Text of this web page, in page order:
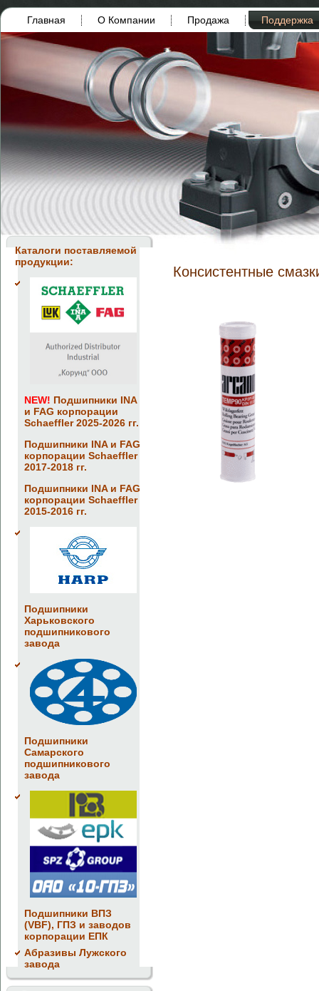
Главная О Компании Продажа Поддержка
Каталоги поставляемой
продукции:
NEW! Подшипники INA
и FAG корпорации
Schaeffler 2025-2026 гг.
Подшипники INA и FAG
корпорации Schaeffler
2017-2018 гг.
Подшипники INA и FAG
корпорации Schaeffler
2015-2016 гг.
Подшипники
Харьковского
подшипникового
завода
Подшипники
Самарского
подшипникового
завода
Подшипники ВПЗ
(VBF), ГПЗ и заводов
корпорации ЕПК
Абразивы Лужского
завода
Консистентные